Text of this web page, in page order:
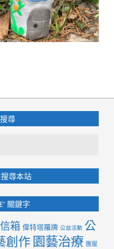
尋
尋本站
關鍵字
箱 偉特塔羅牌 公益活動 公
創作 園藝治療 團屋